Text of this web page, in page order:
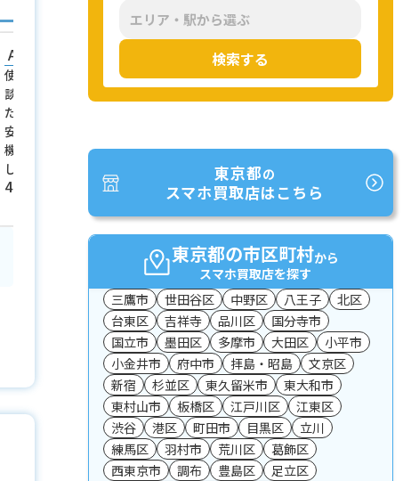
AQUOS sense8
使わなくなった古いスマホを何台か相
談しました。データ消去のことを聞い
たら、初期化の手順まで教えてくれて
安心。落ち着いて質問できる対応で、
機械が得意でない私でも困りませんで
した。
40歳
Xperia 1 V
バイヤーズ.com五反田店
を見てもらいました。オ
丁寧に説明してくれて、
いできました。
32歳 女
検索する
東京都の
スマホ買取店はこちら
東京都の市区町村から
スマホ買取店を探す
三鷹市
世田谷区 中野区 八王子
北区
台東区
吉祥寺 品川区
国分寺市
国立市
墨田区 多摩市 大田区
小平市
小金井市
府中市 拝島・昭島
文京区
新宿
杉並区 東久留米市
東大和市
東村山市
板橋区 江戸川区
江東区
渋谷
港区 町田市 目黒区
立川
練馬区
羽村市 荒川区
葛飾区
西東京市
調布 豊島区
足立区